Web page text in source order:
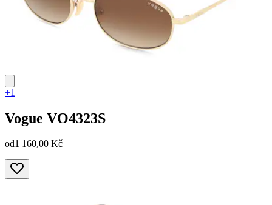
+1
Vogue VO4323S
od1 160,00 Kč